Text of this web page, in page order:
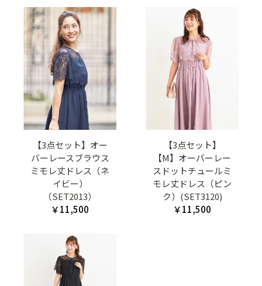
【3点セット】オー
バーレースブラウス
ミモレ丈ドレス（ネ
イビー）
（SET2013）
￥11,500
【3点セット】
【M】オーバーレー
スドットチュールミ
モレ丈ドレス（ピン
ク）(SET3120)
￥11,500